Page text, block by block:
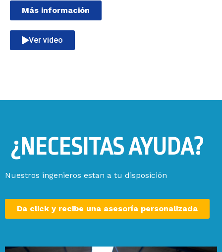
Más información
Ver video
¿NECESITAS AYUDA?
Nuestros ingenieros estan a tu disposición
Da click y recibe una asesoría personalizada